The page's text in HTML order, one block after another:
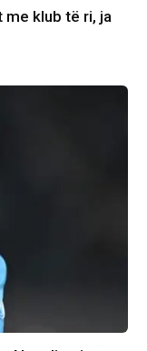
me klub të ri, ja